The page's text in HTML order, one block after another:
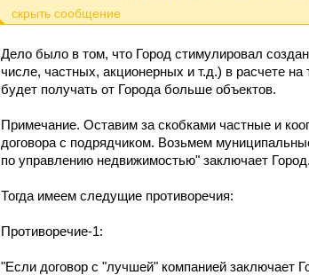
Дело было в том, что Город стимулировал
числе, частных, акционерных и т.д.) в расчете
будет получать от Города больше объектов.
Примечание. Оставим за скобками частные и
договора с подрядчиком. Возьмем
по управлению недвижимостью" заключает Город.
Тогда имеем следущие противоречия:
Противоречие-1:
"Если договор с "лучшей" компанией заключает